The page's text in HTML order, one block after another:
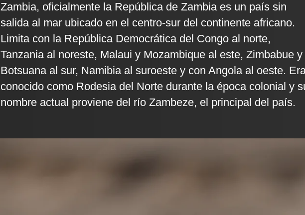
Zambia, oficialmente la República de Zambia es un país sin
salida al mar ubicado en el centro-sur del continente africano.
Limita con la República Democrática del Congo al norte,
Tanzania al noreste, Malaui y Mozambique al este, Zimbabue y
Botsuana al sur, Namibia al suroeste y con Angola al oeste.
conocido como Rodesia del Norte durante la época colonial y
nombre actual proviene del río Zambeze, el principal del país.